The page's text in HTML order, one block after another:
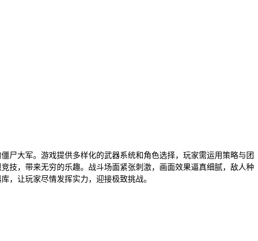
尸大军。游戏提供多样化的武器系统和角色选择，玩家需运用策略与团
技，带来无穷的乐趣。战斗场面紧张刺激，画面效果逼真细腻，敌人种
，让玩家尽情发挥实力，迎接极致挑战。